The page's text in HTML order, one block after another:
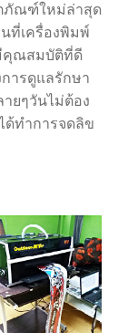
ภัณฑ์ใหม่ล่าสุด
ที่เครื่องพิมพ์
มีคุณสมบัติที่ดี
ารดูแลรักษา
ายๆวันไม่ต้อง
ด้ทำการจดลิข